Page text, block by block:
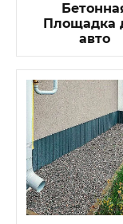
Площадка
авто